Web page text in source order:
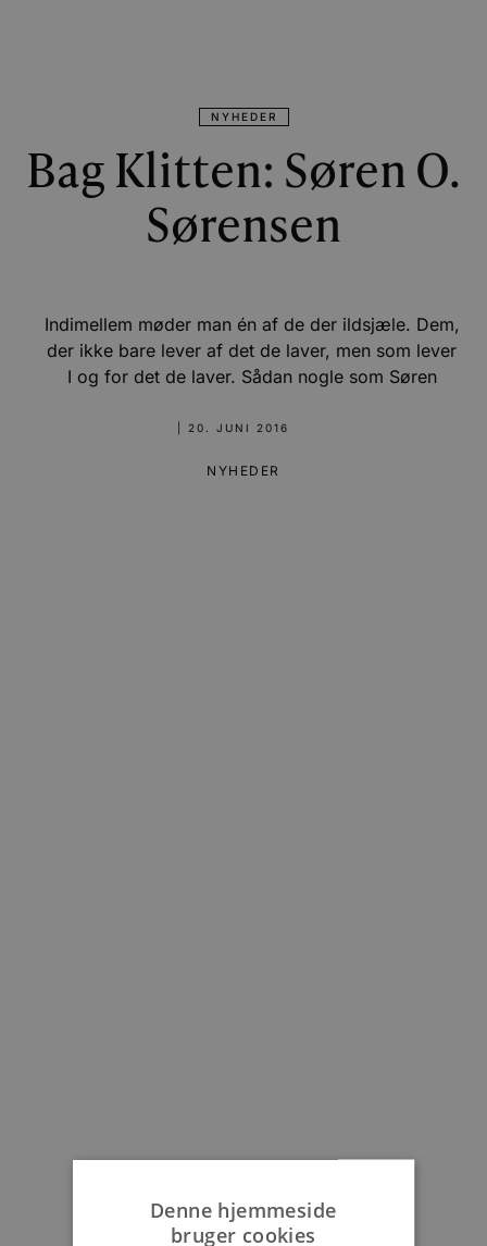
NYHEDER
Bag Klitten: Søren O.
Sørensen
Indimellem møder man én af de der ildsjæle. Dem,
der ikke bare lever af det de laver, men som lever
I og for det de laver. Sådan nogle som Søren
20. JUNI 2016
NYHEDER
Denne hjemmeside
bruger cookies